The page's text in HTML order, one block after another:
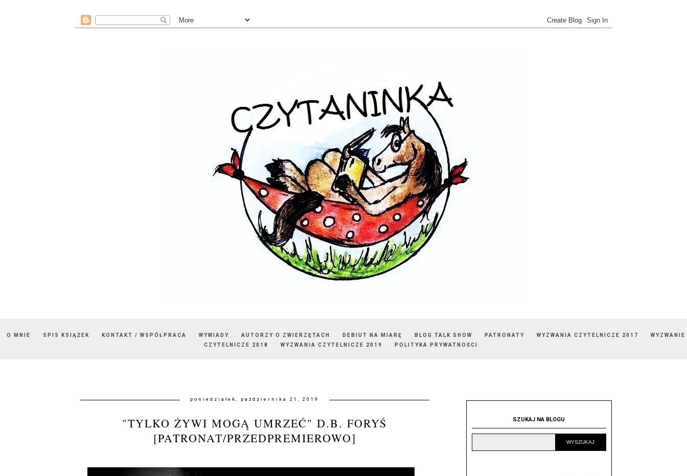
O MNIE SPIS KSIĄŻEK KONTAKT / WSPÓŁPRACA WYWIADY AUTORZY O ZWIERZĘTACH DEBIUT NA MIARĘ BLOG TALK SHOW PATRONATY WYZWANIA CZYTELNICZE 2017
WYZWANIE
CZYTELNICZE 2018
WYZWANIA CZYTELNICZE 2019 POLITYKA PRYWATNOŚCI
poniedziałek, października 21, 2019
"TYLKO ŻYWI MOGĄ UMRZEĆ" D.B. FORYŚ
[PATRONAT/PRZEDPREMIEROWO]
SZUKAJ NA BLOGU